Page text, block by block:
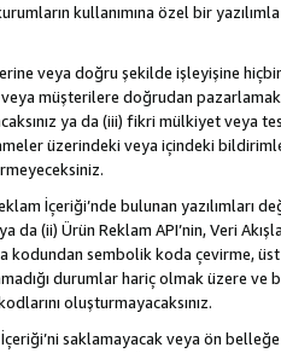
kullanımına özel bir
veya doğru şekilde işleyişine
veya müşterilere doğrudan
ya da (iii) fikri mülkiyet veya
üzerindeki veya içindeki
İçeriği’nde bulunan
(ii) Ürün Reklam API’nin, Veri
kodundan sembolik koda çevirme,
durumlar hariç olmak üzere
oluşturmayacaksınız.
saklamayacak veya ön